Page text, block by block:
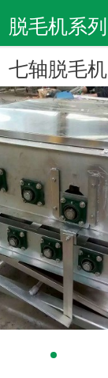
脱毛机系列
七轴脱毛机